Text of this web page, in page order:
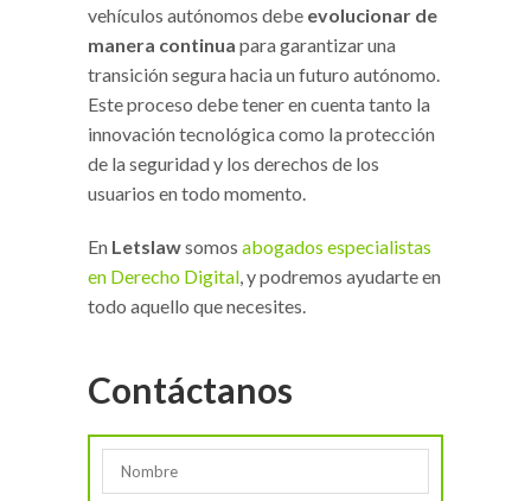
vehículos autónomos debe evolucionar de
manera continua para garantizar una
transición segura hacia un futuro autónomo.
Este proceso debe tener en cuenta tanto la
innovación tecnológica como la protección
de la seguridad y los derechos de los
usuarios en todo momento.
En Letslawsomos abogados especialistas
en Derecho Digital, y podremos ayudarte en
todo aquello que necesites.
Contáctanos